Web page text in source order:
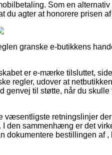
Som en
agter at honorere prisen
granske e-butikkens
er e-mærke tilsluttet,
regler, udover at
genvej til støtte, når du
væsentligste retningslinjer
den sammenhæng er det
dokumentere bestillingen af ,